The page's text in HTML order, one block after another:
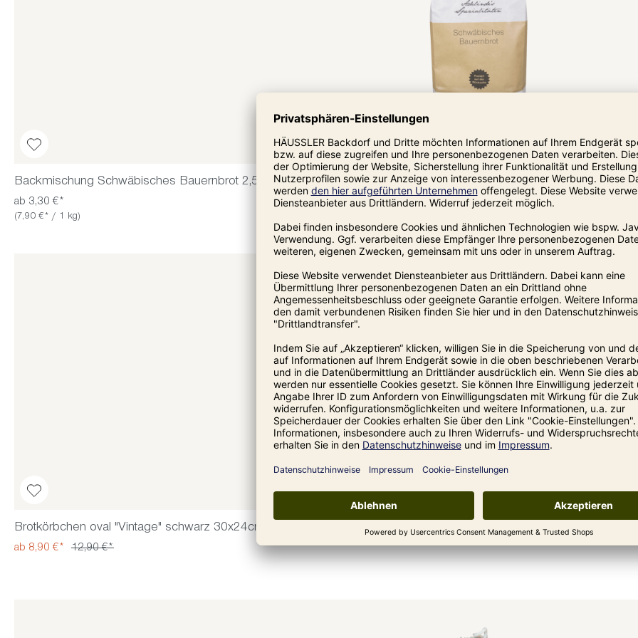
Backmischung Schwäbisches Bauernbrot 2,5 kg
ab 3,30 €*
(7,90 €* / 1 kg)
Brotkörbchen oval "Vintage" schwarz 30x24cm
ab 8,90 €* 12,90 €*